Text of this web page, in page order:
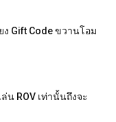
ง Gift Code ขวานโอม
น ROV เท่านั้นถึงจะ